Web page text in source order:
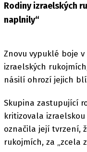
Rodiny izraelských
naplnily“
Znovu vypuklé boje
izraelských
násilí ohrozí jejich
Skupina zastupující
kritizovala
označila její tvrzení,
rukojmích, za „zcela